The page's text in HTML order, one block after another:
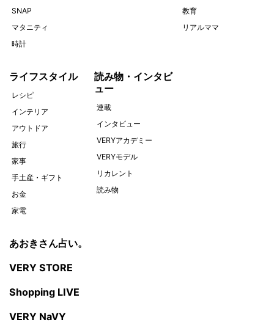
SNAP
マタニティ
時計
教育
リアルママ
ライフスタイル
レシピ
インテリア
アウトドア
旅行
家事
手土産・ギフト
お金
家電
読み物・インタビ
ュー
連載
インタビュー
VERYアカデミー
VERYモデル
リカレント
読み物
あおきさん占い。
VERY STORE
Shopping LIVE
VERY NaVY